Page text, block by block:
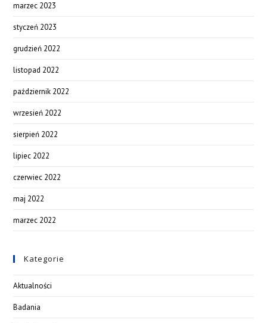
marzec 2023
styczeń 2023
grudzień 2022
listopad 2022
październik 2022
wrzesień 2022
sierpień 2022
lipiec 2022
czerwiec 2022
maj 2022
marzec 2022
Kategorie
Aktualności
Badania